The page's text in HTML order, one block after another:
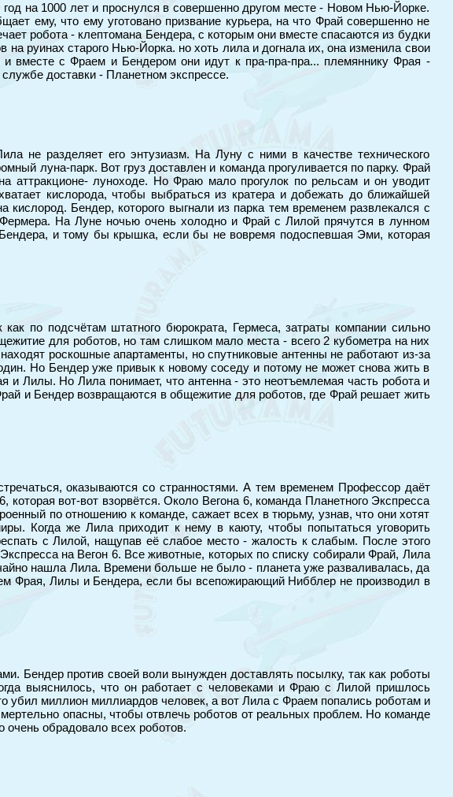
на 1000 лет и проснулся в совершенно другом месте - Новом Нью-Йорке.
ему, что ему уготовано призвание курьера, на что Фрай совершенно не
робота - клептомана Бендера, с которым они вместе спасаются из будки
руинах старого Нью-Йорка. но хоть лила и догнала их, она изменила свои
вместе с Фраем и Бендером они идут к пра-пра-пра... племяннику Фрая -
доставки - Планетном экспрессе.
не разделяет его энтузиазм. На Луну с ними в качестве технического
луна-парк. Вот груз доставлен и команда прогуливается по парку. Фрай
аттракционе- луноходе. Но Фраю мало прогулок по рельсам и он уводит
кислорода, чтобы выбраться из кратера и добежать до ближайшей
Бендер, которого выгнали из парка тем временем развлекался с
На Луне ночью очень холодно и Фрай с Лилой прячутся в лунном
и тому бы крышка, если бы не вовремя подоспевшая Эми, которая
по подсчётам штатного бюрократа, Гермеса, затраты компании сильно
для роботов, но там слишком мало места - всего 2 кубометра на них
роскошные апартаменты, но спутниковые антенны не работают из-за
Но Бендер уже привык к новому соседу и потому не может снова жить в
и Лилы. Но Лила понимает, что антенна - это неотъемлемая часть робота и
и Бендер возвращаются в общежитие для роботов, где Фрай решает жить
оказываются со странностями. А тем временем Профессор даёт
вот-вот взорвётся. Около Вегона 6, команда Планетного Экспресса
по отношению к команде, сажает всех в тюрьму, узнав, что они хотят
Когда же Лила приходит к нему в каюту, чтобы попытаться уговорить
с Лилой, нащупав её слабое место - жалость к слабым. После этого
на Вегон 6. Все животные, которых по списку собирали Фрай, Лила
нашла Лила. Времени больше не было - планета уже разваливалась, да
Фрая, Лилы и Бендера, если бы всепожирающий Нибблер не производил в
Бендер против своей воли вынужден доставлять посылку, так как роботы
выяснилось, что он работает с человеками и Фраю с Лилой пришлось
убил миллион миллиардов человек, а вот Лила с Фраем попались роботам и
опасны, чтобы отвлечь роботов от реальных проблем. Но команде
очень обрадовало всех роботов.